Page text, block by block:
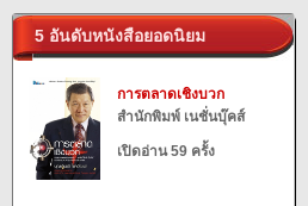
5 อันดับหนังสือยอดนิยม
การตลาดเชิงบวก
สำนักพิมพ์ เนชั่นบุ๊คส์
เปิดอ่าน 59 ครั้ง